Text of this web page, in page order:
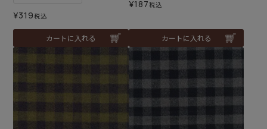
¥319税込
カートに入れる
¥187税込
カートに入れる